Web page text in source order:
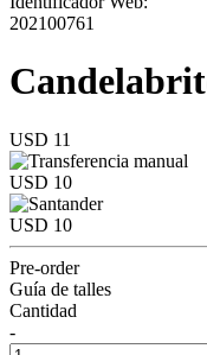
202100761
USD 11
USD 10
USD 10
Pre-order
Guía de talles
Cantidad
-